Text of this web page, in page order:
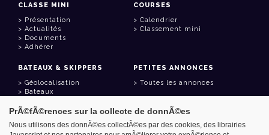
CLASSE MINI
Présentation
Actualités
Documents
Adhérer
COURSES
Calendrier
Classement mini
BATEAUX & SKIPPERS
Géolocalisation
Bateaux
PETITES ANNONCES
Toutes les annonces
LIENS UTILES
PrÃ©fÃ©rences sur la collecte de donnÃ©es
Nous utilisons des donnÃ©es collectÃ©es par des cookies, des librairies